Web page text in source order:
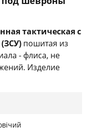
тактическая с
) пошитая из
- флиса, не
Изделие